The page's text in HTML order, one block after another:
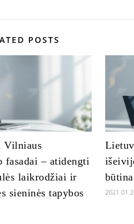
POSTS
Vilniaus
fasadai – atidengti
laikrodžiai ir
sieninės tapybos
2021 01